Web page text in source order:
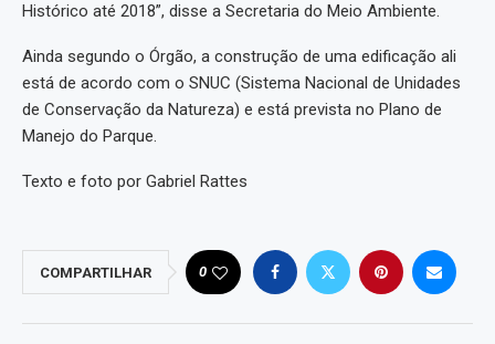
Histórico até 2018”, disse a Secretaria do Meio Ambiente.
Ainda segundo o Órgão, a construção de uma edificação ali
está de acordo com o SNUC (Sistema Nacional de Unidades
de Conservação da Natureza) e está prevista no Plano de
Manejo do Parque.
Texto e foto por Gabriel Rattes
COMPARTILHAR 0